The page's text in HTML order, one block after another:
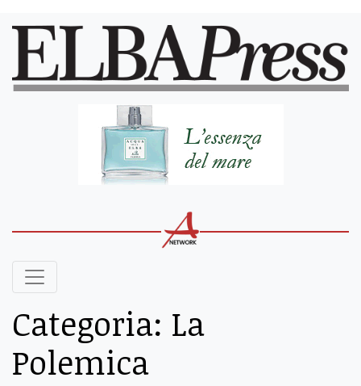
Categoria: La
Polemica